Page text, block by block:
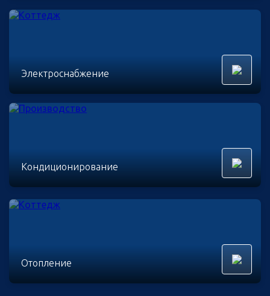
Электроснабжение
Кондиционирование
Отопление